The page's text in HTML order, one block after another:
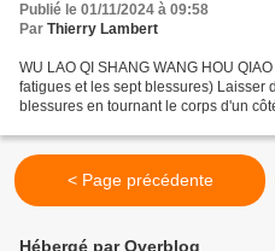
Publié le 01/11/2024 à 09:58
Par Thierry Lambert
WU LAO QI SHANG WANG HOU
fatigues et les sept blessures) Laisser
blessures en tournant le corps d'un
< Page précédente
Hébergé par Overblog